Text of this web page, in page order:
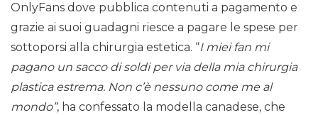
OnlyFans dove pubblica contenuti a pagamento e
grazie ai suoi guadagni riesce a pagare le spese per
sottoporsi alla chirurgia estetica. “I miei fan mi
pagano un sacco di soldi per via della mia chirurgia
plastica estrema. Non c’è nessuno come me al
mondo”, ha confessato la modella canadese, che